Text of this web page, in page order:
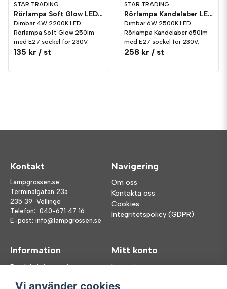
STAR TRADING
Rörlampa Soft Glow LED 250lm E27 2200K Dim
Dimbar 4W 2200K LED
Rörlampa Soft Glow 250lm
med E27 sockel för 230V.
135 kr / st
STAR TRADING
Rörlampa Kandelaber LED 650lm E27 2500K Dim
Dimbar 6W 2500K LED
Rörlampa Kandelaber 650lm
med E27 sockel för 230V.
258 kr / st
Kontakt
Lampgrossen.se
Terminalgatan 23a
235 39 Vellinge
Telefon: 040-671 47 16
E-post: info@lampgrossen.se
Navigering
Om oss
Kontakta oss
Cookies
Integritetspolicy (GDPR)
Information
Produktinformation
Mitt konto
Logga in
Vi använder cookies